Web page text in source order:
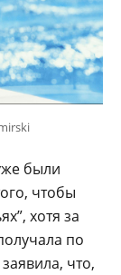
были
чтобы
хотя за
по
что,